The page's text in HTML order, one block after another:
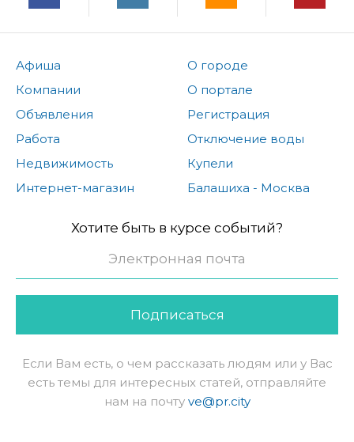
Афиша
Компании
Объявления
Работа
Недвижимость
Интернет-магазин
О городе
О портале
Регистрация
Отключение воды
Купели
Балашиха - Москва
Хотите быть в курсе событий?
Подписаться
Если Вам есть, о чем рассказать людям или у Вас
есть темы для интересных статей, отправляйте
нам на почту ve@pr.city